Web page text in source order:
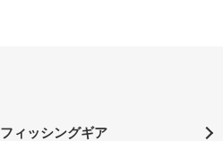
フィッシングギア